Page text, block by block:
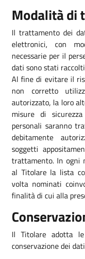
Modalità di
Il trattamento dei
elettronici, con
necessarie per il
dati sono stati
Al fine di evitare il
non corretto
autorizzato, la loro
misure di
personali saranno
debitamente
soggetti
trattamento. In ogni
al Titolare la lista
volta nominati
finalità di cui alla
Il Titolare adotta
conservazione dei